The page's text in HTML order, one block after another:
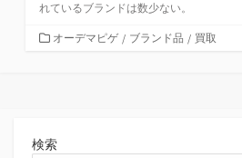
れているブランドは数少ない。
カオーデマピゲ / ブランド品 / 買取
検索